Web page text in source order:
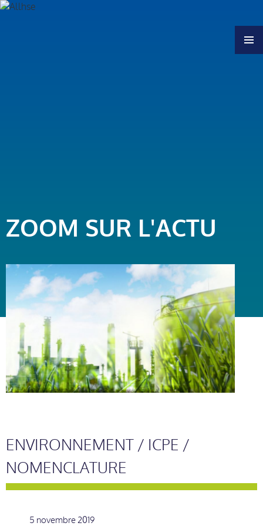
ZOOM SUR L'ACTU
ENVIRONNEMENT / ICPE /
NOMENCLATURE
5 novembre 2019